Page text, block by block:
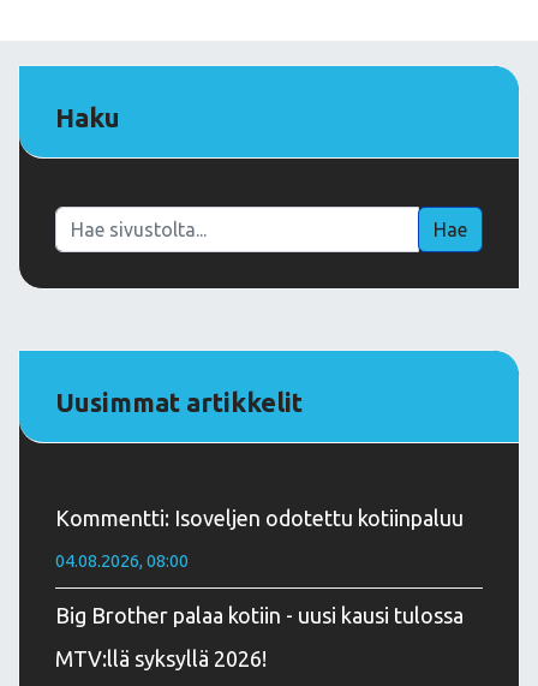
Haku
Haku Hae
Uusimmat artikkelit
Kommentti: Isoveljen odotettu kotiinpaluu
04.08.2026, 08:00
Big Brother palaa kotiin - uusi kausi tulossa
MTV:llä syksyllä 2026!